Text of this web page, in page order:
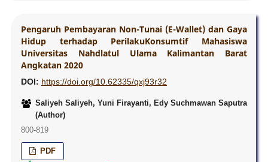
Pengaruh Pembayaran Non-Tunai (E-Wallet) dan Gaya
Hidup terhadap PerilakuKonsumtif Mahasiswa
Universitas Nahdlatul Ulama Kalimantan Barat
Angkatan 2020
DOI: https://doi.org/10.62335/qxj93r32
Saliyeh Saliyeh, Yuni Firayanti, Edy Suchmawan Saputra
(Author)
800-819
PDF